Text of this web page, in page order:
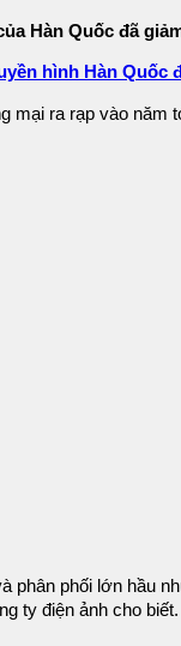
Hàn Quốc đã
hình Hàn Quốc
mại ra rạp vào năm
phân phối lớn hầu
ty điện ảnh cho biết.